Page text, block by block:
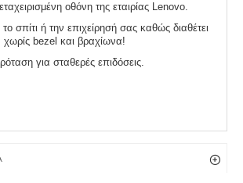
οθόνη της εταιρίας Lenovo.
σπίτι ή την επιχείρησή σας καθώς διαθέτει
χωρίς bezel και βραχίωνα!
για σταθερές επιδόσεις.